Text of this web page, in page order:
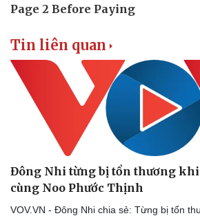
Tin liên quan
Đông Nhi từng bị tổn thương
cùng Noo Phước Thịnh
VOV.VN - Đông Nhi chia sẻ: Từng bị tổn